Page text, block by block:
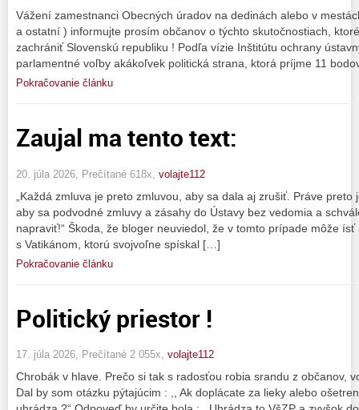
Vážení zamestnanci Obecných úradov na dedinách alebo v
a ostatní ) informujte prosím občanov o týchto skutočnostiach,
zachrániť Slovenskú republiku ! Podľa vízie Inštitútu ochrany
parlamentné voľby akákoľvek politická strana, ktorá príjme 11
Pokračovanie článku
Zaujal ma tento text:
20. júla 2026, Prečítané 618x, volajte112
„Každá zmluva je preto zmluvou, aby sa dala aj zrušiť. Práve
aby sa podvodné zmluvy a zásahy do Ústavy bez vedomia a
napraviť!“ Škoda, že bloger neuviedol, že v tomto prípade môže
s Vatikánom, ktorú svojvoľne spískal […]
Pokračovanie článku
Politický priestor !
17. júla 2026, Prečítané 2 055x, volajte112
Chrobák v hlave. Prečo si tak s radosťou robia srandu z občanov,
Dal by som otázku pýtajúcim : ,, Ak doplácate za lieky alebo